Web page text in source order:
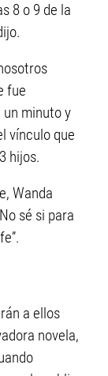
8 o 9 de la
fue
minuto y
vínculo que
hijos.
Wanda
sé si para
a ellos
novela,